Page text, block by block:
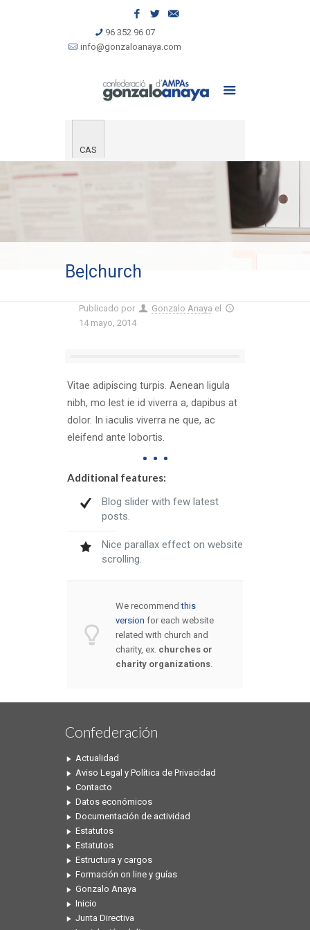
96 352 96 07
info@gonzaloanaya.com
CAS
Be|church
Publicado por Gonzalo Anaya el
14 mayo, 2014
Vitae adipiscing turpis. Aenean ligula
nibh, mo lest ie id viverra a, dapibus at
dolor. In iaculis viverra ne que, ac
eleifend ante lobortis.
Additional features:
Blog slider with few latest
posts.
Nice parallax effect on website
scrolling.
We recommendthis
version for each website
related with church and
charity, ex. churches or
charity organizations.
Confederación
Actualidad
Aviso Legal y Política de Privacidad
Contacto
Datos económicos
Documentación de actividad
Estatutos
Estatutos
Estructura y cargos
Formación on line y guías
Gonzalo Anaya
Inicio
Junta Directiva